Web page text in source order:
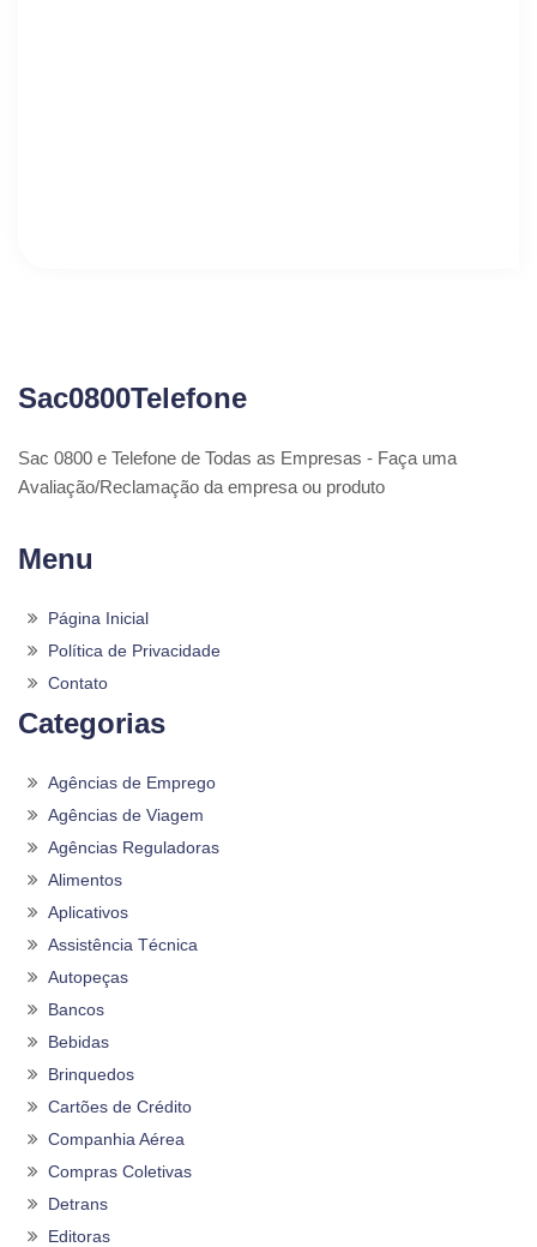
Sac0800Telefone
Sac 0800 e Telefone de Todas as Empresas - Faça uma
Avaliação/Reclamação da empresa ou produto
Menu
Página Inicial
Política de Privacidade
Contato
Categorias
Agências de Emprego
Agências de Viagem
Agências Reguladoras
Alimentos
Aplicativos
Assistência Técnica
Autopeças
Bancos
Bebidas
Brinquedos
Cartões de Crédito
Companhia Aérea
Compras Coletivas
Detrans
Editoras